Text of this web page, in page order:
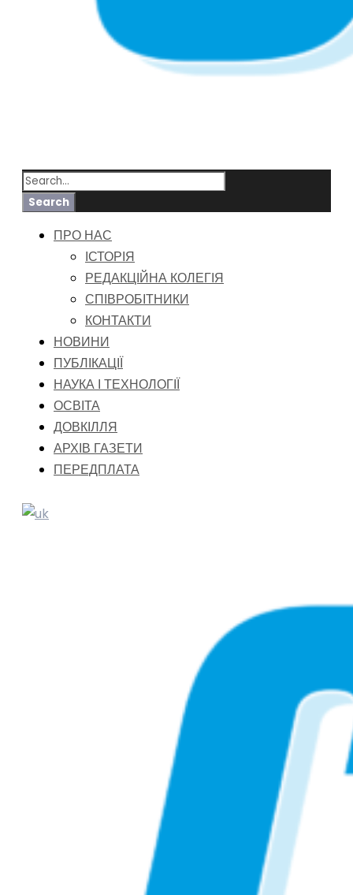
ПРО НАС
ІСТОРІЯ
РЕДАКЦІЙНА КОЛЕГІЯ
СПІВРОБІТНИКИ
КОНТАКТИ
НОВИНИ
ПУБЛІКАЦІЇ
НАУКА І ТЕХНОЛОГІЇ
ОСВІТА
ДОВКІЛЛЯ
АРХІВ ГАЗЕТИ
ПЕРЕДПЛАТА